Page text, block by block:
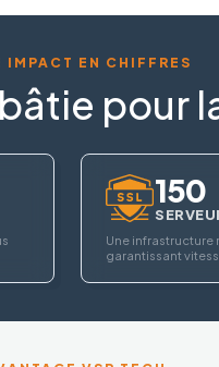
IMPACT EN CHIFFRES
pour
150
Une infrastructure
garantissant